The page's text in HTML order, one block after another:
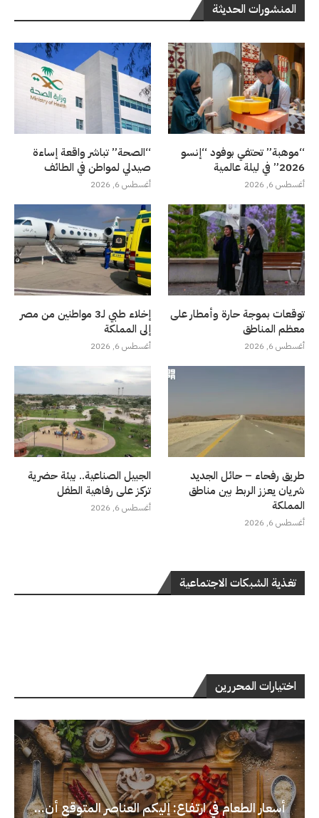
المنشورات الحديثة
“موهبة” تحتفي بوفود “إنسو
2026” في ليلة عالمية
أغسطس 6, 2026
“الصحة” تباشر واقعة إساءة
صيدلي لمواطن في الطائف
أغسطس 6, 2026
توقعات بموجة حارة وأمطار على
معظم المناطق
أغسطس 6, 2026
إخلاء طبي لـ3 مواطنين من مصر
إلى المملكة
أغسطس 6, 2026
طريق رفحاء – حائل الجديد
شريان يعزز الربط بين مناطق
المملكة
أغسطس 6, 2026
الجبيل الصناعية.. بيئة حضرية
تركز على رفاهية الطفل
أغسطس 6, 2026
تغذية الشبكات الاجتماعية
اختيارات المحررين
أسعار الطعام في ارتفاع: إليكم العناصر المتوقع أن...